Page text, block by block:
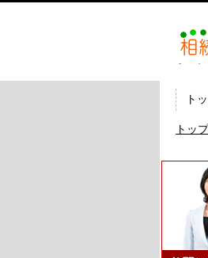
続手
の司
ト
トップ